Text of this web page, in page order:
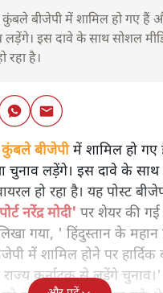
कुंबले बीजेपी में शामिल हो गए हैं
लड़ेंगे। इस दावे के साथ सोशल
रहा है।
कुंबले बीजेपीमें शामिल हो
लड़ेंगे। इस दावे के साथ
हो रहा है। यह पोस्ट
नरेंद्र मोदी' पर शेयर की गई
गया, ' हिंदुस्तान के महान
में शामिल होने पर हार्दिक
कर्नाटक से लड़ेंगे